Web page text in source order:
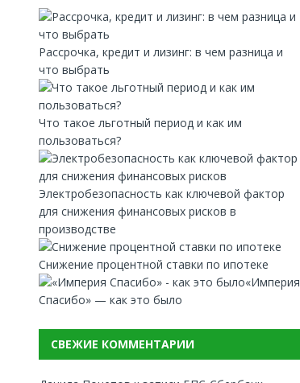
Рассрочка, кредит и лизинг: в чем разница и
что выбрать
Что такое льготный период и как им
пользоваться?
Электробезопасность как ключевой фактор
для снижения финансовых рисков в
производстве
Снижение процентной ставки по ипотеке
«Империя
Спасибо» — как это было
СВЕЖИЕ КОММЕНТАРИИ